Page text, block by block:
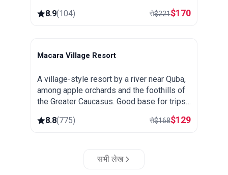
popular as a summer getaway from Baku.
8.9(104) से$221$170
Quba
Macara Village Resort
A village-style resort by a river near Quba,
among apple orchards and the foothills of
the Greater Caucasus. Good base for trips
8.8(775) से$168$129
सभी लेख